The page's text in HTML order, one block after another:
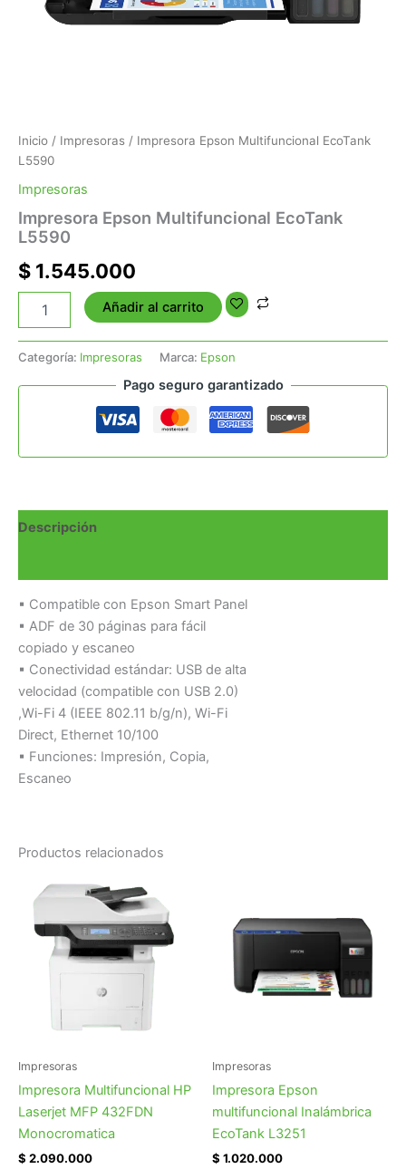
Inicio / Impresoras / Impresora Epson Multifuncional EcoTank
L5590
Impresoras
Impresora Epson Multifuncional EcoTank
L5590
$ 1.545.000
Añadir al carrito
Categoría: Impresoras Marca: Epson
Pago seguro garantizado
Descripción
▪ Compatible con Epson Smart Panel
▪ ADF de 30 páginas para fácil
copiado y escaneo
▪ Conectividad estándar: USB de alta
velocidad (compatible con USB 2.0)
,Wi-Fi 4 (IEEE 802.11 b/g/n), Wi-Fi
Direct, Ethernet 10/100
▪ Funciones: Impresión, Copia,
Escaneo
Productos relacionados
Impresoras
Impresora Multifuncional HP
Laserjet MFP 432FDN
Monocromatica
$ 2.090.000
Impresoras
Impresora Epson
multifuncional Inalámbrica
EcoTank L3251
$ 1.020.000